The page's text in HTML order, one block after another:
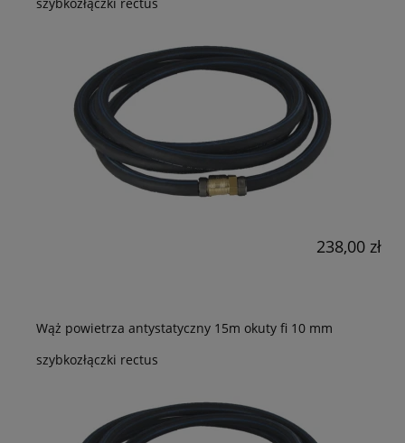
238,00 zł
Wąż powietrza antystatyczny 15m okuty fi 10 mm
szybkozłączki rectus